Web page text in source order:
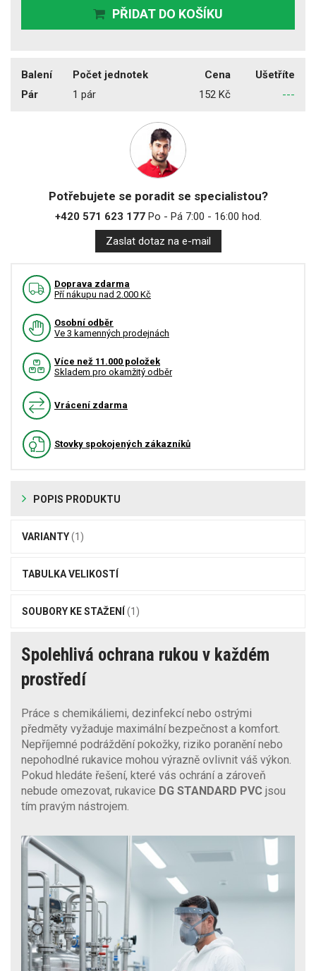
PŘIDAT DO KOŠÍKU
Balení Počet jednotek Cena
Ušetříte
Pár
1 pár 152 Kč ---
Potřebujete se poradit se specialistou?
+420 571 623 177Po - Pá 7:00 - 16:00 hod.
Zaslat dotaz na e-mail
Doprava zdarma
Pří nákupu nad 2.000 Kč
Osobní odběr
Ve 3 kamenných prodejnách
Více než 11.000 položek
Skladem pro okamžitý odběr
Vrácení zdarma
Stovky spokojených zákazníků
POPIS PRODUKTU
VARIANTY(1)
TABULKA VELIKOSTÍ
SOUBORY KE STAŽENÍ (1)
Spolehlivá ochrana rukou v každém
prostředí
Práce s chemikáliemi, dezinfekcí nebo ostrými
předměty vyžaduje maximální bezpečnost a komfort.
Nepříjemné podráždění pokožky, riziko poranění nebo
nepohodlné rukavice mohou výrazně ovlivnit váš výkon.
Pokud hledáte řešení, které vás ochrání a zároveň
nebude omezovat, rukavice DG STANDARD PVC jsou
tím pravým nástrojem.